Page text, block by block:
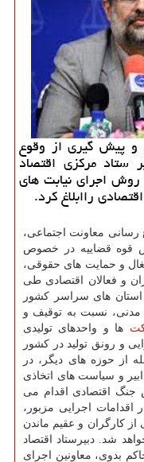
و پیش گیری از وقوع
ستاد مركزی اقتصاد
روش اجرای نیابت های
راابلاغ كرد.
رسانی معاونت اجتماعی،
قوه قضاییه در خصوص
و حمایت های حقوقی،
و فعالان اقتصادی طی
های سراسر كشور
مدنی، نسبت به توقیف و
ها و واحدهای تولیدی
و رونق تولید در كشور
از حوزه های دیگر، در
و سیاست های اتخاذی
اقتصادی اقدام می
اقدامات اجرایی مزبور،
از كارگران و عقیم ماندن
شد. دبیرستاد اقتصاد
بدوی، معاونین اجرای